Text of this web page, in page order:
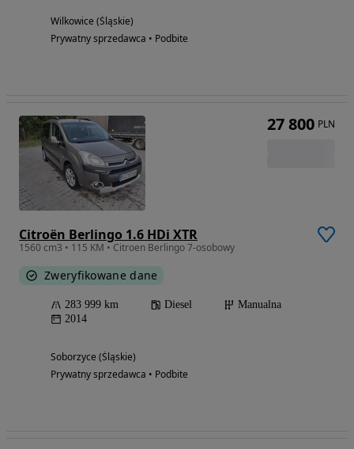
Wilkowice (Śląskie)
Prywatny sprzedawca • Podbite
Citroën Berlingo 1.6 HDi XTR
1560 cm3 • 115 KM • Citroen Berlingo 7-osobowy
Zweryfikowane dane
283 999 km Diesel
Manualna
2014
Soborzyce (Śląskie)
Prywatny sprzedawca • Podbite
27 800 PLN